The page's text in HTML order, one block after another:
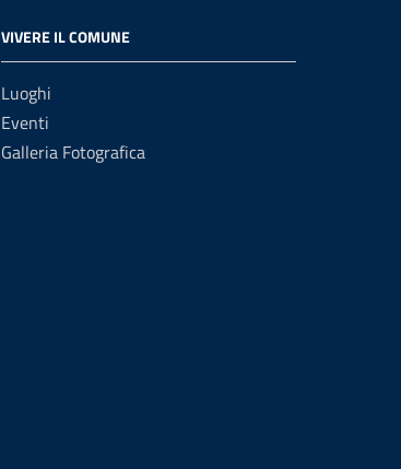
VIVERE IL COMUNE
Luoghi
Eventi
Galleria Fotografica